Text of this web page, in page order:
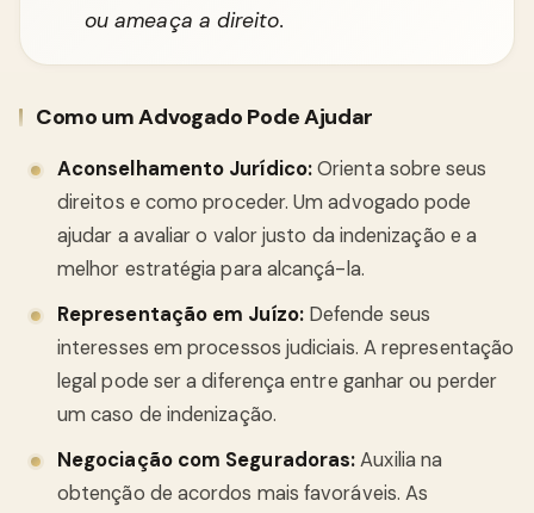
ou ameaça a direito.
Como um Advogado Pode Ajudar
Aconselhamento Jurídico:Orienta sobre seus
direitos e como proceder. Um advogado pode
ajudar a avaliar o valor justo da indenização e a
melhor estratégia para alcançá-la.
Representação em Juízo:Defende seus
interesses em processos judiciais. A representação
legal pode ser a diferença entre ganhar ou perder
um caso de indenização.
Negociação com Seguradoras:Auxilia na
obtenção de acordos mais favoráveis. As